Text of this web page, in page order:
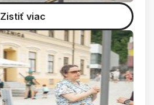
Zistiť viac